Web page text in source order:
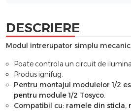
DESCRIERE
Modul intrerupator simplu mecanic
Poate controla un circuit de
Produs ignifug.
Pentru montajul modulelor 1/2
pentru module 1/2 Tosyco.
Compatibil cu: ramele din sticla,